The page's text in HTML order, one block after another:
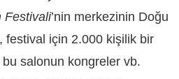
Festivali’nin merkezinin Doğu
festival için 2.000 kişilik bir
salonun kongreler vb.